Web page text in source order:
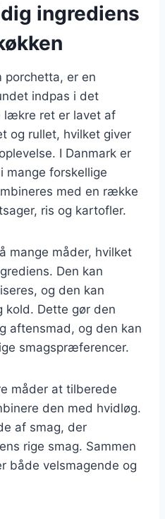
ingrediens
porchetta, er en
indpas i det
lækre ret er lavet af
og rullet, hvilket giver
I Danmark er
forskellige
med en række
ris og kartofler.
mange måder, hvilket
Den kan
og den kan
kold. Dette gør den
aftensmad, og den kan
smagspræferencer.
måder at tilberede
den med hvidløg.
af smag, der
rige smag. Sammen
både velsmagende og